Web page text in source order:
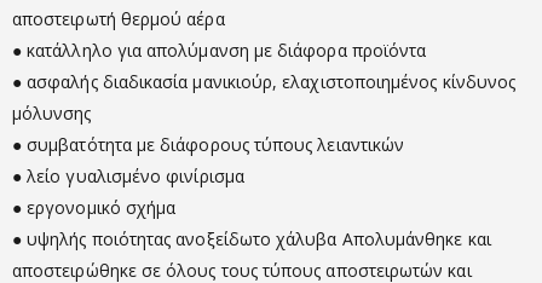
αποστειρωτή θερμού αέρα
● κατάλληλο για απολύμανση με διάφορα προϊόντα
● ασφαλής διαδικασία μανικιούρ, ελαχιστοποιημένος κίνδυνος
μόλυνσης
● συμβατότητα με διάφορους τύπους λειαντικών
● λείο γυαλισμένο φινίρισμα
● εργονομικό σχήμα
● υψηλής ποιότητας ανοξείδωτο χάλυβα Απολυμάνθηκε και
αποστειρώθηκε σε όλους τους τύπους αποστειρωτών και